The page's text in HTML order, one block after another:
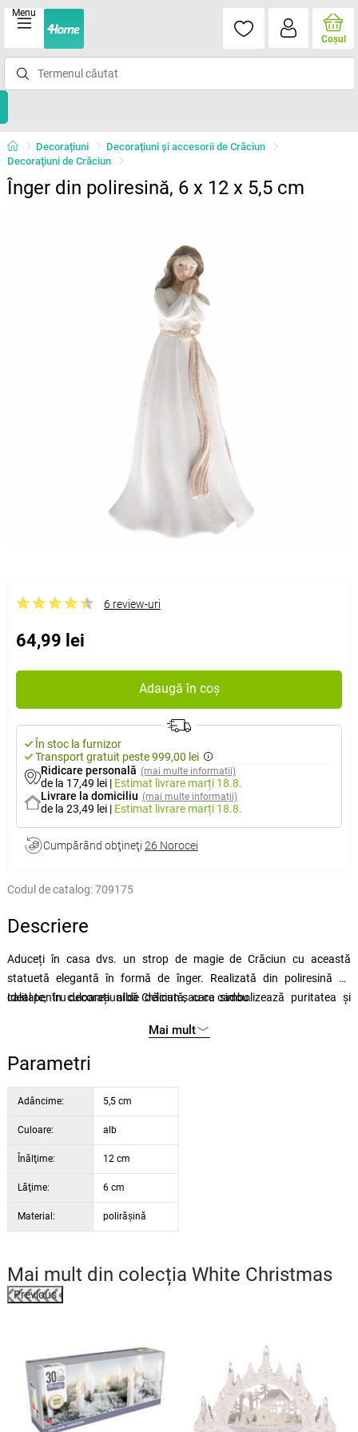
Menu
Coşul
Decorațiuni
Decorațiuni și accesorii de Crăciun
Decoraţiuni de Crăciun
Înger din poliresină, 6 x 12 x 5,5 cm
6 review-uri
64,99 lei
Adaugă în coș
În stoc la furnizor
Transport gratuit peste 999,00 lei
Ridicare personală (mai multe informații)
de la 17,49 lei | Estimat livrare marți 18.8.
Livrare la domiciliu (mai multe informații)
de la 23,49 lei | Estimat livrare marți 18.8.
Cumpărând obţineţi 26 Norocei
Codul de catalog:709175
Descriere
Aduceți în casa dvs. un strop de magie de Crăciun cu această
statuetă elegantă în formă de înger. Realizată din poliresină de
calitate, în culoarea albă delicată, care simbolizează puritatea și
împreunate, care va conferi decorului dvs. de Crăciun un plus de
eleganță și liniște spirituală.
Ideal pentru decorațiuni de Crăciun sau ca cadou.
Mai mult
Parametri
Adâncime: 5,5 cm
Culoare: alb
Înălţime: 12 cm
Lăţime: 6 cm
Material: polirășină
Mai mult din colecția White Christmas
Previous